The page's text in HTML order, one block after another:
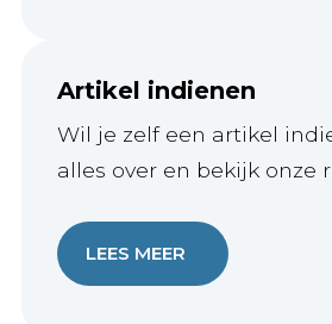
Artikel indienen
Wil je zelf een artikel
alles over en bekijk onze
LEES MEER